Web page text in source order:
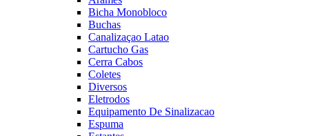
Bicha Monobloco
Buchas
Canalizaçao Latao
Cartucho Gas
Cerra Cabos
Coletes
Diversos
Eletrodos
Equipamento De Sinalizacao
Espuma